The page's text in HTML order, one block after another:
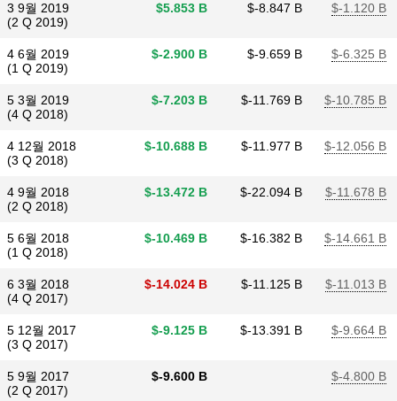
3 9월 2019
(2 Q 2019)
$​5.853 B $​-8.847 B $​-1.120 B
4 6월 2019
(1 Q 2019)
$​-2.900 B $​-9.659 B $​-6.325 B
5 3월 2019
(4 Q 2018)
$​-7.203 B $​-11.769 B $​-10.785 B
4 12월 2018
(3 Q 2018)
$​-10.688 B $​-11.977 B $​-12.056 B
4 9월 2018
(2 Q 2018)
$​-13.472 B $​-22.094 B $​-11.678 B
5 6월 2018
(1 Q 2018)
$​-10.469 B $​-16.382 B $​-14.661 B
6 3월 2018
(4 Q 2017)
$​-14.024 B $​-11.125 B $​-11.013 B
5 12월 2017
(3 Q 2017)
$​-9.125 B $​-13.391 B $​-9.664 B
5 9월 2017
(2 Q 2017)
$​-9.600 B $​-4.800 B